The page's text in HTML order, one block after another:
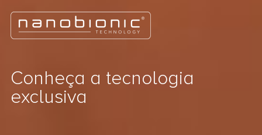
Conheça a tecnologia
exclusiva